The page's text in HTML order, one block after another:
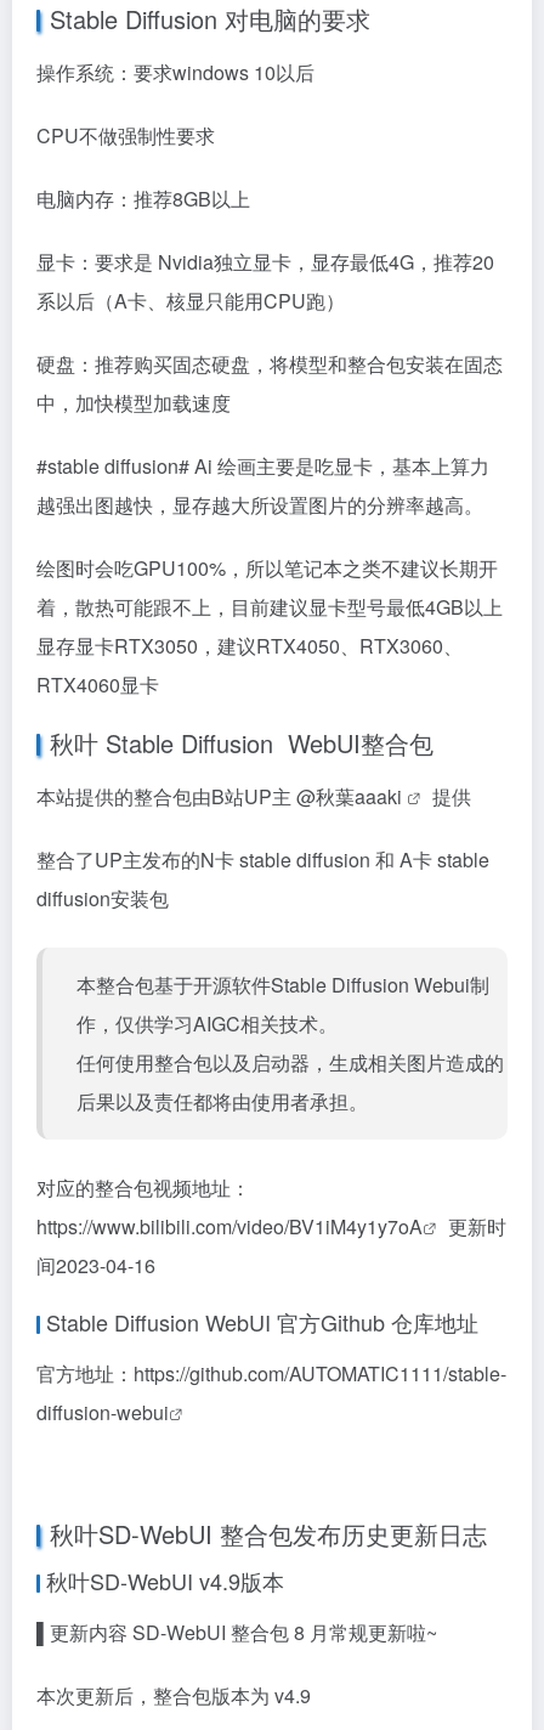
Stable Diffusion 对电脑的要求
操作系统：要求windows 10以后
CPU不做强制性要求
电脑内存：推荐8GB以上
显卡：要求是 Nvidia独立显卡，显存最低4G，推荐20
系以后（A卡、核显只能用CPU跑）
硬盘：推荐购买固态硬盘，将模型和整合包安装在固态
中，加快模型加载速度
#stable diffusion#Ai 绘画主要是吃显卡，基本上算力
越强出图越快，显存越大所设置图片的分辨率越高。
绘图时会吃GPU100%，所以笔记本之类不建议长期开
着，散热可能跟不上，目前建议显卡型号最低4GB以上
显存显卡RTX3050，建议RTX4050、RTX3060、
RTX4060显卡
秋叶 Stable Diffusion WebUI整合包
本站提供的整合包由B站UP主 @秋葉aaaki 提供
整合了UP主发布的N卡 stable diffusion 和 A卡 stable
diffusion安装包
本整合包基于开源软件Stable Diffusion Webui制
作，仅供学习AIGC相关技术。
任何使用整合包以及启动器，生成相关图片造成的
后果以及责任都将由使用者承担。
对应的整合包视频地址：
https://www.bilibili.com/video/BV1iM4y1y7oA
更新时
间2023-04-16
Stable Diffusion WebUI 官方Github 仓库地址
官方地址： https://github.com/AUTOMATIC1111/stable-
diffusion-webui
秋叶SD-WebUI 整合包发布历史更新日志
秋叶SD-WebUI v4.9版本
▌更新内容 SD-WebUI 整合包 8 月常规更新啦~
本次更新后，整合包版本为 v4.9